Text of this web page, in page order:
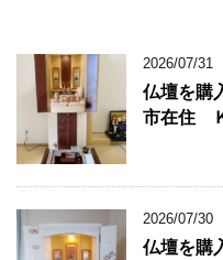
2026/07/31
仏壇を購
市在住
2026/07/30
仏壇を購